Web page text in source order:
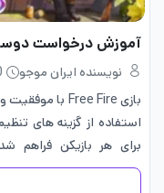
آموزش درخواست
نویسنده ایران موجو
استفاده از گزینه ‌های
برای هر بازیکن فراهم
درخواست دوستی در بازی…